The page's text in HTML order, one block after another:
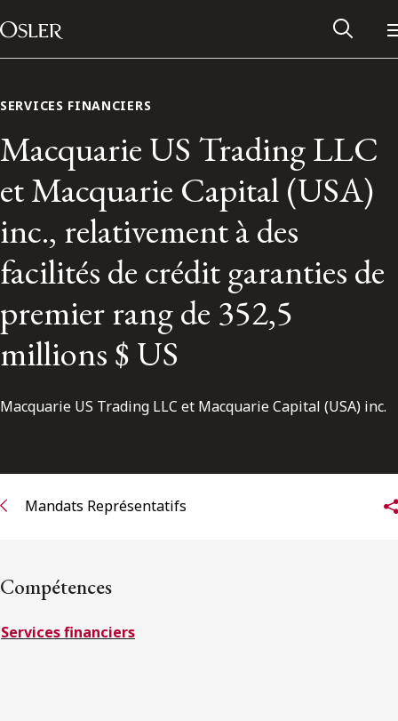
Passer au contenu
Main Navigation
Réseau des anciens d’Osler
Contactez-nous
ENGLISH
S’abonner
SERVICES FINANCIERS
Macquarie US Trading LLC
et Macquarie Capital (USA)
inc., relativement à des
facilités de crédit garanties de
premier rang de 352,5
millions $ US
Macquarie US Trading LLC et Macquarie Capital (USA) inc.
Mandats Représentatifs
Compétences
Services financiers